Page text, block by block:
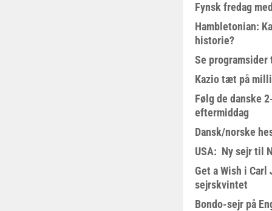
Fynsk fredag
Hambletonian:
historie?
Se
Kazio tæt på
Følg de danske
eftermiddag
Dansk/norske
USA: Ny sejr til
Get a Wish i Carl
sejrskvintet
Bondo-sejr på